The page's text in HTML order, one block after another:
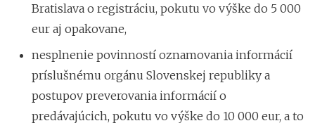
Bratislava o registráciu, pokutu vo výške do 5 000
eur aj opakovane,
nesplnenie povinností oznamovania informácií
príslušnému orgánu Slovenskej republiky a
postupov preverovania informácií o
predávajúcich, pokutu vo výške do 10 000 eur, a to